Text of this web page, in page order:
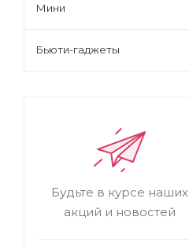
Мини
Бьюти-гаджеты
Будьте в курсе наших
акций и новостей